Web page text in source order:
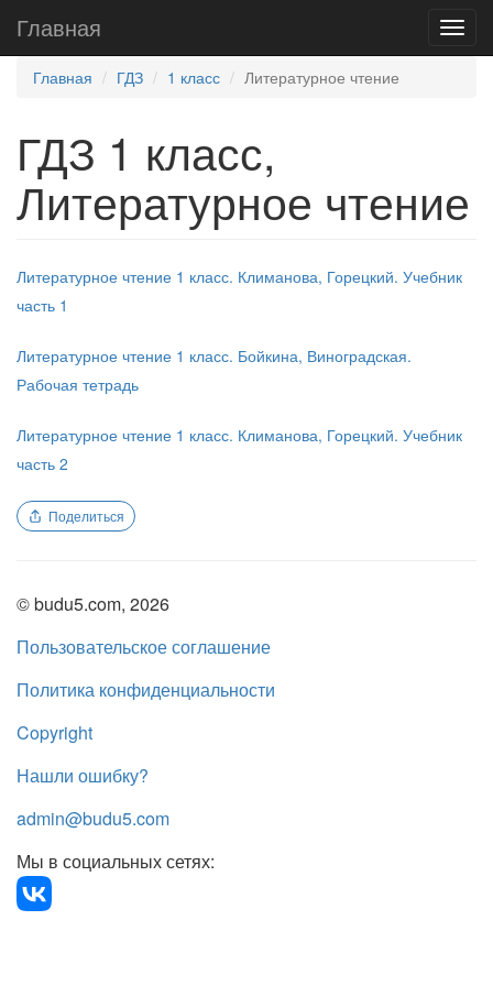
Главная
Главная ГДЗ 1 класс Литературное чтение
ГДЗ 1 класс,
Литературное чтение
Литературное чтение 1 класс. Климанова, Горецкий. Учебник
часть 1
Литературное чтение 1 класс. Бойкина, Виноградская.
Рабочая тетрадь
Литературное чтение 1 класс. Климанова, Горецкий. Учебник
часть 2
Поделиться
© budu5.com, 2026
Пользовательское соглашение
Политика конфиденциальности
Copyright
Нашли ошибку?
admin@budu5.com
Мы в социальных сетях: